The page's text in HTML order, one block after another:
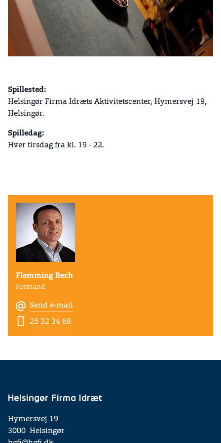
Spillested:
Helsingør Firma Idræts Aktivitetscenter, Hymersvej 19,
Helsingør.
Spilledag:
Hver tirsdag fra kl. 19 - 22.
Flemming Bech
Formand
Send e-mail
25 32 34 68
Helsingør Firma Idræt
Hymersvej 19
3000 Helsingør